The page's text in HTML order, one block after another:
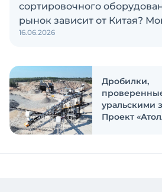
сортировочного
рынок зависит от Китая?
российские и китайские
обсуждаем в новом выпуске
«Честно и открыто с
16.06.2026
Дробилки,
уральскими
Проект